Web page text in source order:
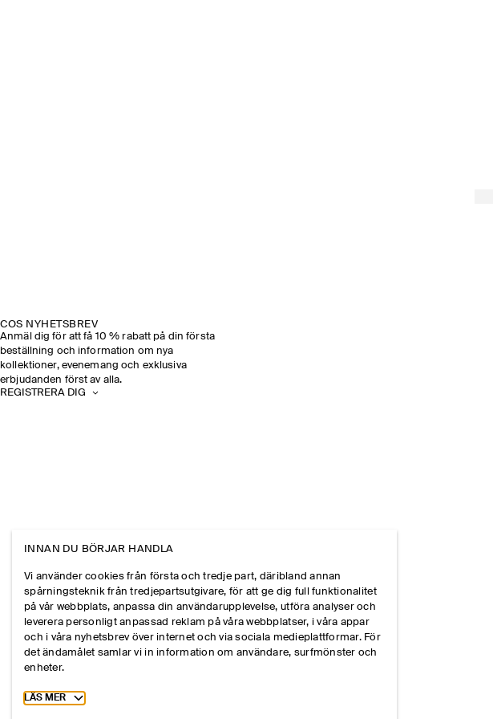
COS NYHETSBREV
Anmäl dig för att få 10 % rabatt på din första
beställning och information om nya
kollektioner, evenemang och exklusiva
erbjudanden först av alla.
REGISTRERA DIG
INNAN DU BÖRJAR HANDLA
Vi använder cookies från första och tredje part, däribland annan
spårningsteknik från tredjepartsutgivare, för att ge dig full funktionalitet
på vår webbplats, anpassa din användarupplevelse, utföra analyser och
leverera personligt anpassad reklam på våra webbplatser, i våra appar
och i våra nyhetsbrev över internet och via sociala medieplattformar. För
det ändamålet samlar vi in information om användare, surfmönster och
enheter.
Toggle more cookie information
LÄS MER